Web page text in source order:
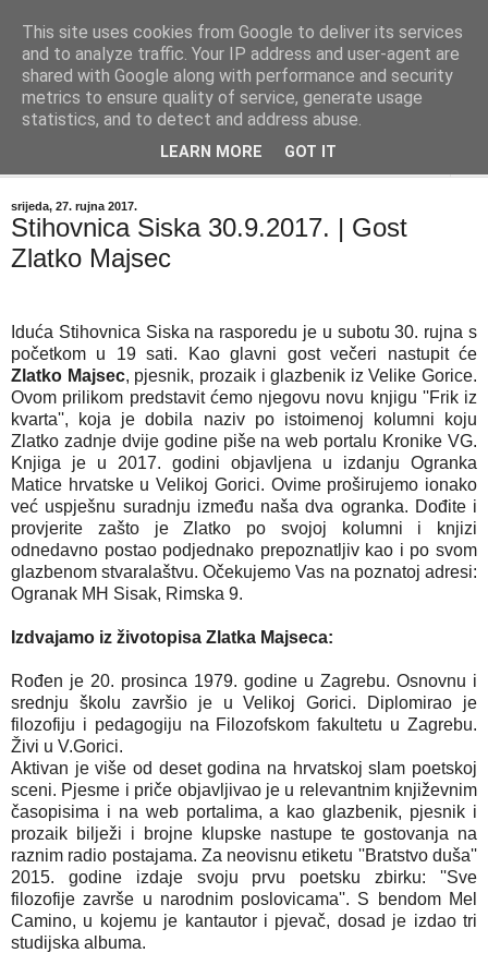
"Kvaka"
Časopis za književnost ISSN 2459-5632
srijeda, 27. rujna 2017.
Stihovnica Siska 30.9.2017. | Gost
Zlatko Majsec
Iduća Stihovnica Siska na rasporedu je u subotu 30. rujna s
početkom u 19 sati. Kao glavni gost večeri nastupit će
Zlatko Majsec, pjesnik, prozaik i glazbenik iz Velike Gorice.
Ovom prilikom predstavit ćemo njegovu novu knjigu ''Frik iz
kvarta'', koja je dobila naziv po istoimenoj kolumni koju
Zlatko zadnje dvije godine piše na web portalu Kronike VG.
Knjiga je u 2017. godini objavljena u izdanju Ogranka
Matice hrvatske u Velikoj Gorici. Ovime proširujemo ionako
već uspješnu suradnju između naša dva ogranka. Dođite i
provjerite zašto je Zlatko po svojoj kolumni i knjizi
odnedavno postao podjednako prepoznatljiv kao i po svom
glazbenom stvaralaštvu. Očekujemo Vas na poznatoj adresi:
Ogranak MH Sisak, Rimska 9.
Izdvajamo iz životopisa Zlatka Majseca:
Rođen je 20. prosinca 1979. godine u Zagrebu. Osnovnu i
srednju školu završio je u Velikoj Gorici. Diplomirao je
filozofiju i pedagogiju na Filozofskom fakultetu u Zagrebu.
Živi u V.Gorici.
Aktivan je više od deset godina na hrvatskoj slam poetskoj
sceni. Pjesme i priče objavljivao je u relevantnim književnim
časopisima i na web portalima, a kao glazbenik, pjesnik i
prozaik bilježi i brojne klupske nastupe te gostovanja na
raznim radio postajama. Za neovisnu etiketu ''Bratstvo duša''
2015. godine izdaje svoju prvu poetsku zbirku: ''Sve
filozofije završe u narodnim poslovicama''. S bendom Mel
Camino, u kojemu je kantautor i pjevač, dosad je izdao tri
studijska albuma.
This site uses cookies from Google to deliver its services
and to analyze traffic. Your IP address and user-agent are
shared with Google along with performance and security
metrics to ensure quality of service, generate usage
statistics, and to detect and address abuse.
LEARN MORE GOT IT